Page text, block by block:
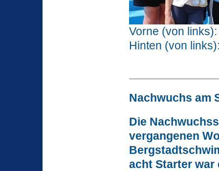
Vorne (von
Hinten (von
Nachwuchs am
Die
vergangenen
acht Starter war